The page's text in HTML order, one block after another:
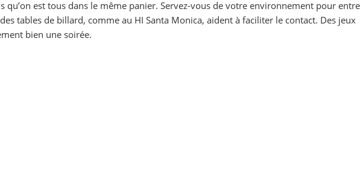
qu’on est tous dans le même panier. Servez-vous de votre environnement pour
tables de billard, comme au HI Santa Monica, aident à faciliter le contact. Des jeux
bien une soirée.